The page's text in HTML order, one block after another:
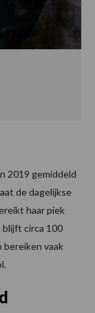
2019 gemiddeld
de dagelijkse
haar piek
blijft circa 100
bereiken vaak